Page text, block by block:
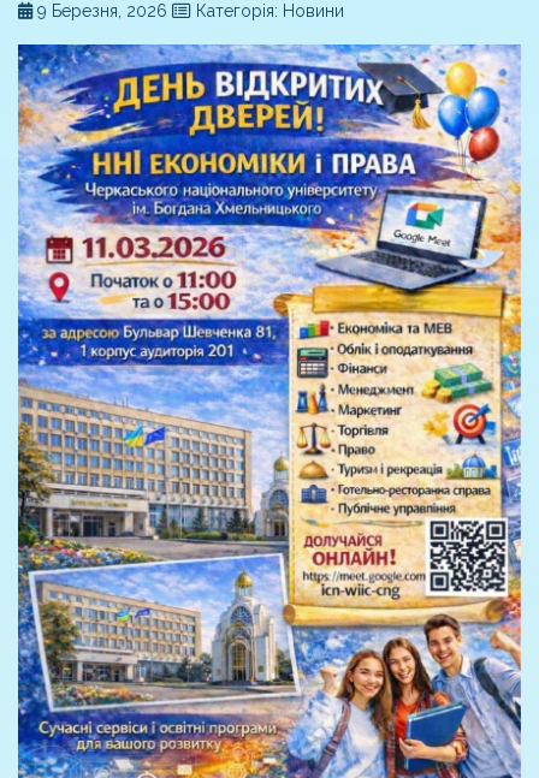
9 Березня, 2026 Категорія: Новини